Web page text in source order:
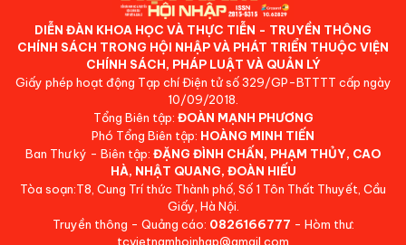
DIỄN ĐÀN KHOA HỌC VÀ THỰC TIỄN - TRUYỀN THÔNG
CHÍNH SÁCH TRONG HỘI NHẬP VÀ PHÁT TRIỂN THUỘC VIỆN
CHÍNH SÁCH, PHÁP LUẬT VÀ QUẢN LÝ
Giấy phép hoạt động Tạp chí Điện tử số 329/GP-BTTTT cấp ngày
10/09/2018.
Tổng Biên tập: ĐOÀN MẠNH PHƯƠNG
Phó Tổng Biên tập: HOÀNG MINH TIẾN
Ban Thư ký - Biên tập: ĐẶNG ĐÌNH CHẤN, PHẠM THỦY, CAO
HÀ, NHẬT QUANG, ĐOÀN HIẾU
Tòa soạn:T8, Cung Trí thức Thành phố, Số 1 Tôn Thất Thuyết, Cầu
Giấy, Hà Nội.
Truyền thông - Quảng cáo: 0826166777 - Hòm thư:
tcvietnamhoinhap@gmail.com